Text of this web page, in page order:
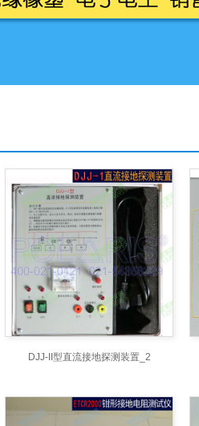
DJJ-II型直流接地探测装置_2